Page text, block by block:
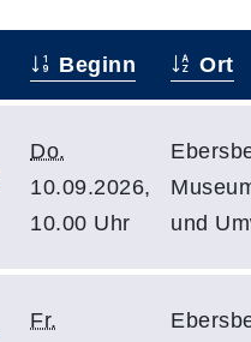
Beginn Ort
Do.
10.09.2026,
10.00 Uhr
und
Fr.